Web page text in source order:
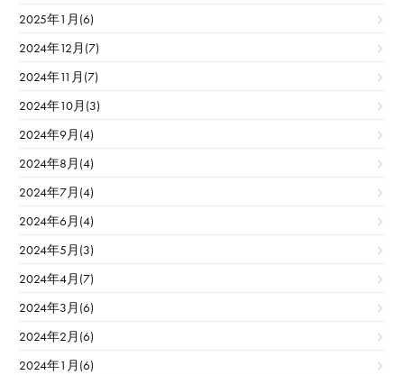
2025年1月(6)
2024年12月(7)
2024年11月(7)
2024年10月(3)
2024年9月(4)
2024年8月(4)
2024年7月(4)
2024年6月(4)
2024年5月(3)
2024年4月(7)
2024年3月(6)
2024年2月(6)
2024年1月(6)